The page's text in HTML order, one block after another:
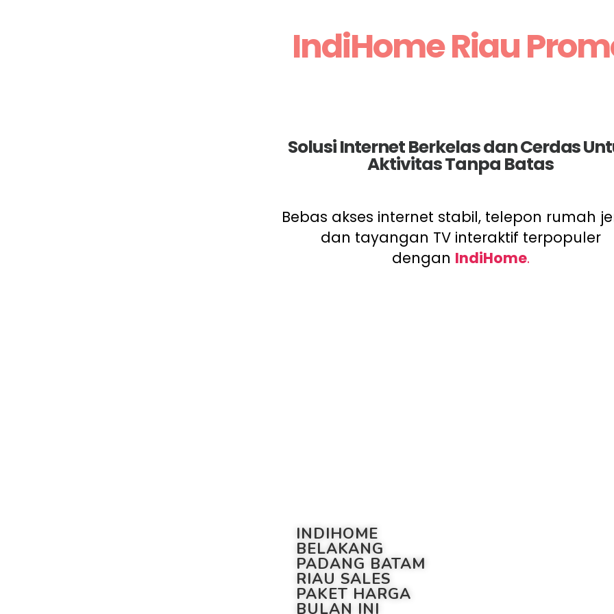
IndiHome Riau
Solusi Internet Berkelas dan Cerdas
Aktivitas Tanpa Batas
Bebas akses internet stabil, telepon rumah
dan tayangan TV interaktif terpopuler
dengan IndiHome.
INDIHOME
BELAKANG
PADANG BATAM
RIAU SALES
PAKET HARGA
BULAN INI